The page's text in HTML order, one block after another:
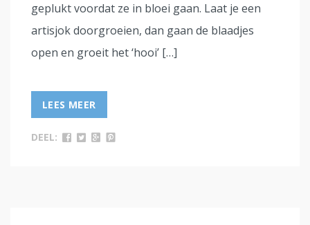
geplukt voordat ze in bloei gaan. Laat je een
artisjok doorgroeien, dan gaan de blaadjes
open en groeit het ‘hooi’ […]
LEES MEER
DEEL: